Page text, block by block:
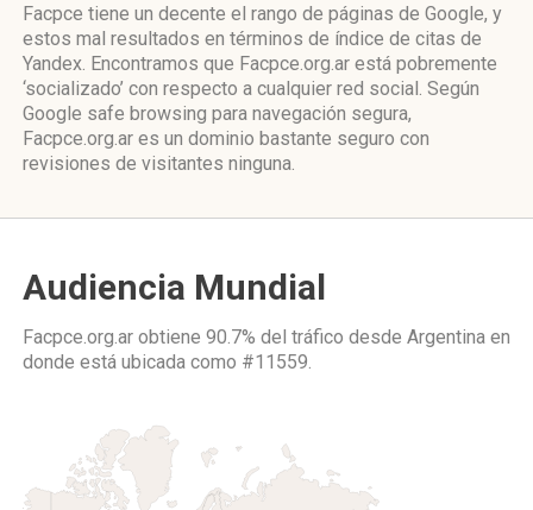
Facpce tiene un decente el rango de páginas de Google, y
estos mal resultados en términos de índice de citas de
Yandex. Encontramos que Facpce.org.ar está pobremente
‘socializado’ con respecto a cualquier red social. Según
Google safe browsing para navegación segura,
Facpce.org.ar es un dominio bastante seguro con
revisiones de visitantes ninguna.
Audiencia Mundial
Facpce.org.ar obtiene 90.7% del tráfico desde Argentina en
donde está ubicada como #11559.